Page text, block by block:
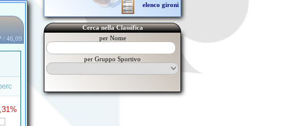
/ 46,09
elenco gironi
Cerca nella Classifica
per Nome
per Gruppo Sportivo